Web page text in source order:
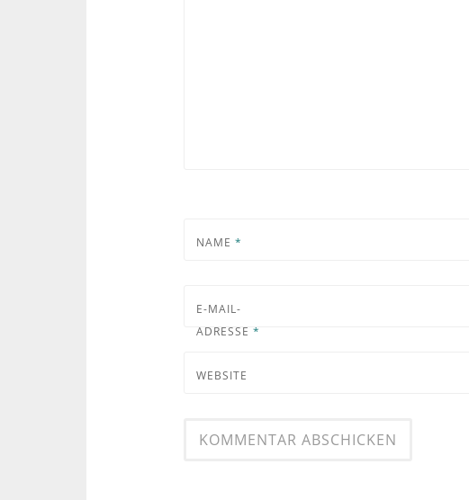
NAME *
E-MAIL-
ADRESSE *
WEBSITE